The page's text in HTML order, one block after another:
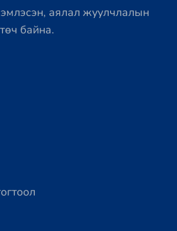
аялал жуулчлалын
байна.